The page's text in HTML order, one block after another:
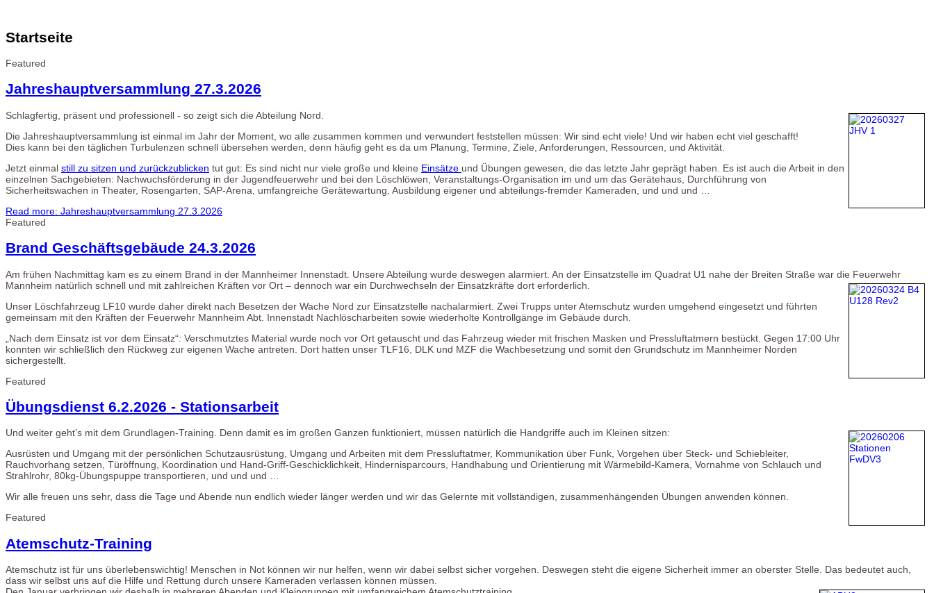
Startseite
Featured
Jahreshauptversammlung 27.3.2026
Schlagfertig, präsent und professionell - so zeigt sich die Abteilung Nord.
Die Jahreshauptversammlung ist einmal im Jahr der Moment, wo alle zusammen kommen und verwundert feststellen müssen: Wir sind echt viele! Und wir haben echt viel geschafft!
Dies kann bei den täglichen Turbulenzen schnell übersehen werden, denn häufig geht es da um Planung, Termine, Ziele, Anforderungen, Ressourcen, und Aktivität.
Jetzt einmal still zu sitzen und zurückzublicken tut gut: Es sind nicht nur viele große und kleine Einsätze und Übungen gewesen, die das letzte Jahr geprägt haben. Es ist auch die Arbeit in den
einzelnen Sachgebieten: Nachwuchsförderung in der Jugendfeuerwehr und bei den Löschlöwen, Veranstaltungs-Organisation im und um das Gerätehaus, Durchführung von
Sicherheitswachen in Theater, Rosengarten, SAP-Arena, umfangreiche Gerätewartung, Ausbildung eigener und abteilungs-fremder Kameraden, und und und …
Read more: Jahreshauptversammlung 27.3.2026
Featured
Brand Geschäftsgebäude 24.3.2026
Am frühen Nachmittag kam es zu einem Brand in der Mannheimer Innenstadt. Unsere Abteilung wurde deswegen alarmiert. An der Einsatzstelle im Quadrat U1 nahe der Breiten Straße war die Feuerwehr
Mannheim natürlich schnell und mit zahlreichen Kräften vor Ort – dennoch war ein Durchwechseln der Einsatzkräfte dort erforderlich.
Unser Löschfahrzeug LF10 wurde daher direkt nach Besetzen der Wache Nord zur Einsatzstelle nachalarmiert. Zwei Trupps unter Atemschutz wurden umgehend eingesetzt und führten
gemeinsam mit den Kräften der Feuerwehr Mannheim Abt. Innenstadt Nachlöscharbeiten sowie wiederholte Kontrollgänge im Gebäude durch.
„Nach dem Einsatz ist vor dem Einsatz“: Verschmutztes Material wurde noch vor Ort getauscht und das Fahrzeug wieder mit frischen Masken und Pressluftatmern bestückt. Gegen 17:00 Uhr
konnten wir schließlich den Rückweg zur eigenen Wache antreten. Dort hatten unser TLF16, DLK und MZF die Wachbesetzung und somit den Grundschutz im Mannheimer Norden
sichergestellt.
Featured
Übungsdienst 6.2.2026 - Stationsarbeit
Und weiter geht’s mit dem Grundlagen-Training. Denn damit es im großen Ganzen funktioniert, müssen natürlich die Handgriffe auch im Kleinen sitzen:
Ausrüsten und Umgang mit der persönlichen Schutzausrüstung, Umgang und Arbeiten mit dem Pressluftatmer, Kommunikation über Funk, Vorgehen über Steck- und Schiebleiter,
Rauchvorhang setzen, Türöffnung, Koordination und Hand-Griff-Geschicklichkeit, Hindernisparcours, Handhabung und Orientierung mit Wärmebild-Kamera, Vornahme von Schlauch und
Strahlrohr, 80kg-Übungspuppe transportieren, und und und …
Wir alle freuen uns sehr, dass die Tage und Abende nun endlich wieder länger werden und wir das Gelernte mit vollständigen, zusammenhängenden Übungen anwenden können.
Featured
Atemschutz-Training
Atemschutz ist für uns überlebenswichtig! Menschen in Not können wir nur helfen, wenn wir dabei selbst sicher vorgehen. Deswegen steht die eigene Sicherheit immer an oberster Stelle. Das bedeutet auch,
dass wir selbst uns auf die Hilfe und Rettung durch unsere Kameraden verlassen können müssen.